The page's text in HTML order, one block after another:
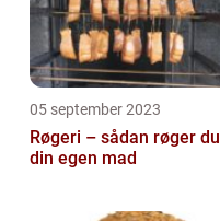
05 september 2023
Røgeri – sådan røger du
din egen mad